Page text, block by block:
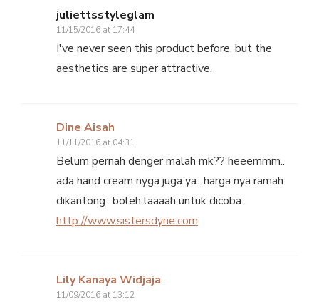
juliettsstyleglam
11/15/2016 at 17:44
I've never seen this product before, but the
aesthetics are super attractive.
Dine Aisah
11/11/2016 at 04:31
Belum pernah denger malah mk?? heeemmm..
ada hand cream nyga juga ya.. harga nya ramah
dikantong.. boleh laaaah untuk dicoba..
http://www.sistersdyne.com
Lily Kanaya Widjaja
11/09/2016 at 13:12